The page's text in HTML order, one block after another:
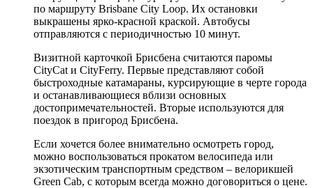
по маршруту Brisbane City Loop. Их остановки
выкрашены ярко-красной краской. Автобусы
отправляются с периодичностью 10 минут.
Визитной карточкой Брисбена считаются паромы
CityCat и CityFerry. Первые представляют собой
быстроходные катамараны, курсирующие в черте города
и останавливающиеся вблизи основных
достопримечательностей. Вторые используются для
поездок в пригород Брисбена.
Если хочется более внимательно осмотреть город,
можно воспользоваться прокатом велосипеда или
экзотическим транспортным средством – велорикшей
Green Cab, с которым всегда можно договориться о цене.